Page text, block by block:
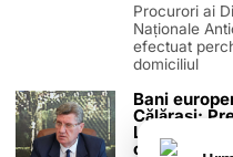
TERMENI ȘI CONDIȚII
PUBLICITATE ONLINE &
Procurori ai
Naționale
efectuat
domiciliul
Bani
Călărași:
Laurențiu
colaborarea